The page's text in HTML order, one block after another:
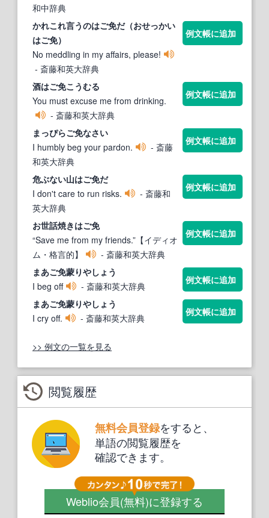
和中辞典
かれこれ言うのはご免だ（おせっかい
はご免）
No meddling in my affairs, please!
- 斎藤和英大辞典
例文帳に追加
酒はご免こうむる
You must excuse me from drinking.
- 斎藤和英大辞典
例文帳に追加
まっぴらご免なさい
I humbly beg your pardon.
- 斎藤
和英大辞典
例文帳に追加
危ぶない山はご免だ
I don't care to run risks.
- 斎藤和
英大辞典
例文帳に追加
お世話焼きはご免
“Save me from my friends.”【イディオ
ム・格言的】
- 斎藤和英大辞典
例文帳に追加
まあご免蒙りやしょう
I beg off
- 斎藤和英大辞典
例文帳に追加
まあご免蒙りやしょう
I cry off.
- 斎藤和英大辞典
例文帳に追加
>> 例文の一覧を見る
閲覧履歴
無料会員登録をすると、
単語の閲覧履歴を
確認できます。
Weblio会員(無料)に登録する